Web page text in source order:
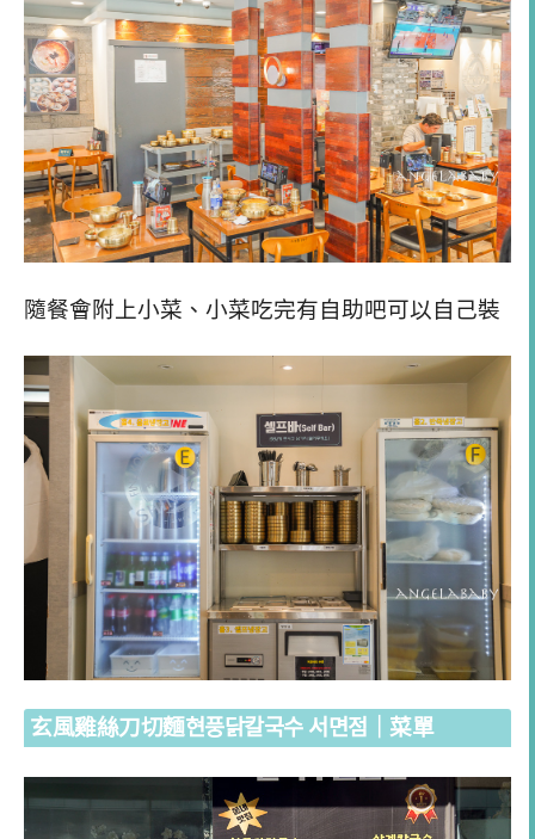
隨餐會附上小菜、小菜吃完有自助吧可以自己裝
玄風雞絲刀切麵현풍닭칼국수 서면점 ｜菜單